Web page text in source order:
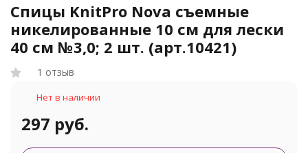
Спицы KnitPro Nova съемные
никелированные 10 см для лески
40 см №3,0; 2 шт. (арт.10421)
1 отзыв
Нет в наличии
297 руб.